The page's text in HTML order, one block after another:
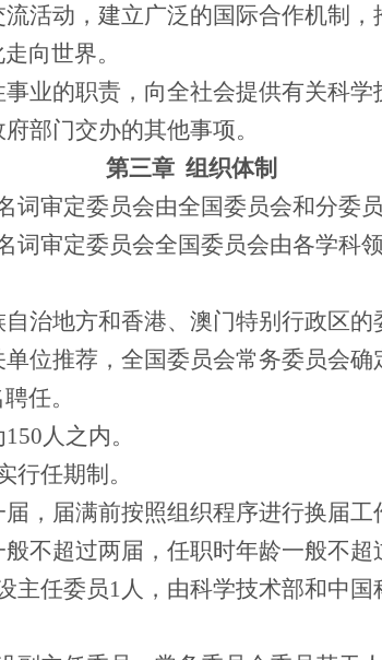
流活动，建立广泛的国际合作机制
向世界。
事业的职责，向全社会提供有关科学
部门交办的其他事项。
第三章 组织体制
词审定委员会由全国委员会和分委
词审定委员会全国委员会由各学科
治地方和香港、澳门特别行政区的
位推荐，全国委员会常务委员会
任。
150人之内。
行任期制。
，届满前按照组织程序进行换届工
不超过两届，任职时年龄一般不超
主任委员1 人，由科学技术部和中